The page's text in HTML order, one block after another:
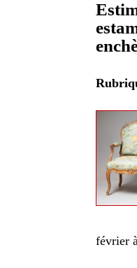
février